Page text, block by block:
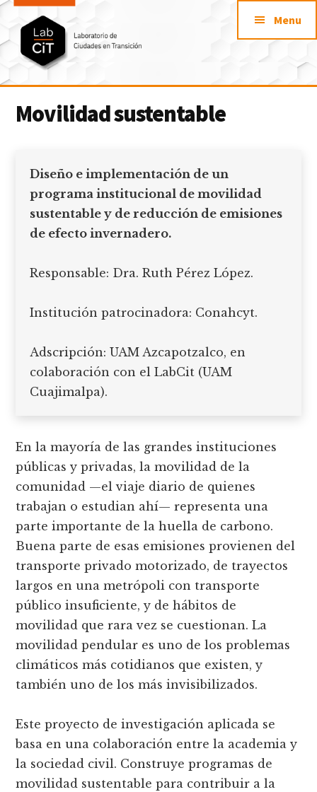
Saltar
contenido
principal
Skip
footer
Additional
menu
LabCit
Transición
Menu
Movilidad sustentable
Diseño e implementación de un
programa institucional de movilidad
sustentable y de reducción de emisiones
de efecto invernadero.
Responsable: Dra. Ruth Pérez López.
Institución patrocinadora: Conahcyt.
Adscripción: UAM Azcapotzalco, en
colaboración con el LabCit (UAM
Cuajimalpa).
En la mayoría de las grandes instituciones
públicas y privadas, la movilidad de la
comunidad —el viaje diario de quienes
trabajan o estudian ahí— representa una
parte importante de la huella de carbono.
Buena parte de esas emisiones provienen del
transporte privado motorizado, de trayectos
largos en una metrópoli con transporte
público insuficiente, y de hábitos de
movilidad que rara vez se cuestionan. La
movilidad pendular es uno de los problemas
climáticos más cotidianos que existen, y
también uno de los más invisibilizados.
Este proyecto de investigación aplicada se
basa en una colaboración entre la academia y
la sociedad civil. Construye programas de
movilidad sustentable para contribuir a la